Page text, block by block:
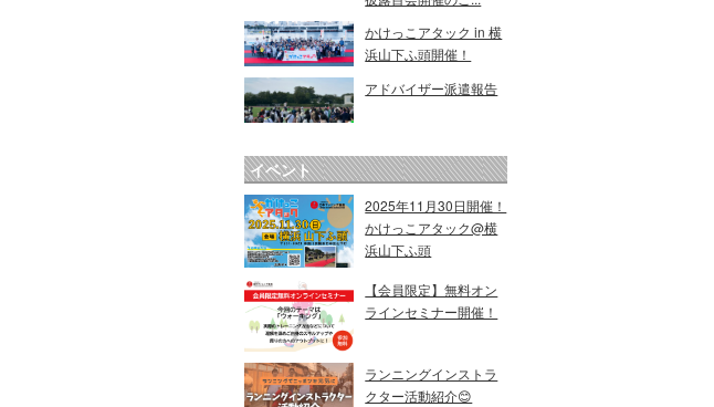
かけっこアタック in 横
浜山下ふ頭開催！
アドバイザー派遣報告
イベント
2025年11月30日開催！
かけっこアタック@横
浜山下ふ頭
【会員限定】無料オン
ラインセミナー開催！
ランニングインストラ
クター活動紹介😊